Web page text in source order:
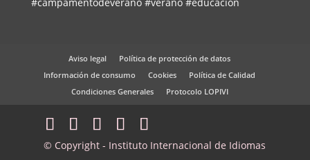
Aviso legal
Política de protección de datos
Información de consumo
Cookies
Política de Calidad
Condiciones Generales
Protocolo LOPIVI
© Copyright - Instituto Internacional de Idiomas